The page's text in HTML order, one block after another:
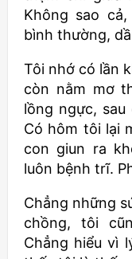
Không sao
bình thường,
Tôi nhớ có lần
còn nằm mơ
lồng ngực,
Có hôm tôi lại
con giun ra
luôn bệnh trĩ.
Chẳng những
chồng, tôi
Chẳng hiểu vì